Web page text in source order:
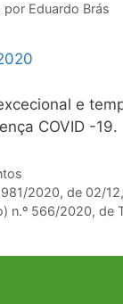
por Eduardo Brás
e
COVID -19.
2020, de 02/
n.º 566/2020, de